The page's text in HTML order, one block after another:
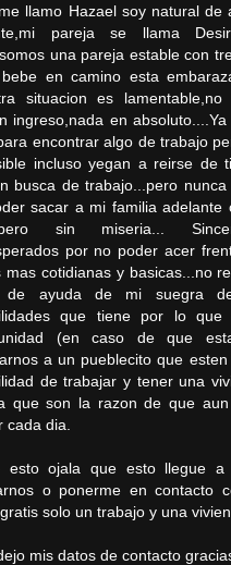
llamo Hazael soy natural de
pareja se llama
una pareja estable con
en camino esta
situacion es
ingreso,nada en
encontrar algo de trabajo
incluso yegan a reirse de
busca de trabajo...pero
sacar a mi familia adelante
sin miseria...
por no poder acer
mas cotidianas y basicas...no
de ayuda de mi suegra
que tiene por lo
(en caso de que
a un pueblecito que
de trabajar y tener una
que son la razon de que
cada dia.
esto ojala que esto llegue a
o ponerme en contacto
solo un trabajo y una
mis datos de contacto